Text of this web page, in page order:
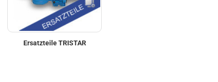
Ersatzteile TRISTAR